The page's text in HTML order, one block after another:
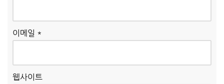
이메일 *
웹사이트